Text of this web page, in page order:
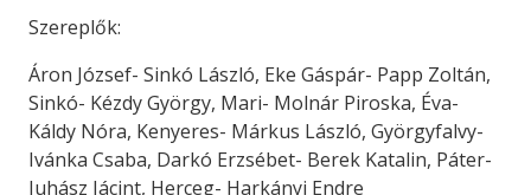
Szereplők:
Áron József- Sinkó László, Eke Gáspár- Papp Zoltán,
Sinkó- Kézdy György, Mari- Molnár Piroska, Éva-
Káldy Nóra, Kenyeres- Márkus László, Györgyfalvy-
Ivánka Csaba, Darkó Erzsébet- Berek Katalin, Páter-
Juhász Jácint, Herceg- Harkányi Endre